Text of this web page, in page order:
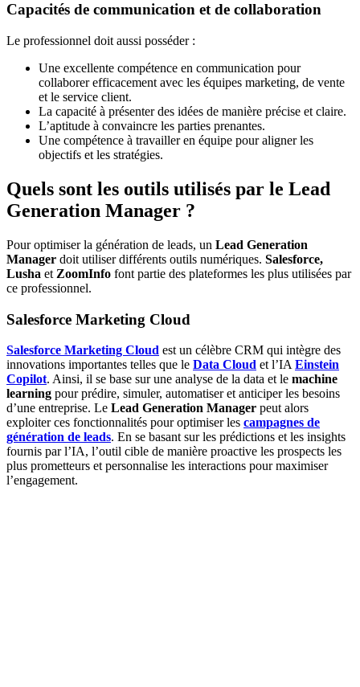
Capacités de communication et de collaboration
Le professionnel doit aussi posséder :
Une excellente compétence en communication pour
collaborer efficacement avec les équipes marketing, de vente
et le service client.
La capacité à présenter des idées de manière précise et claire.
L’aptitude à convaincre les parties prenantes.
Une compétence à travailler en équipe pour aligner les
objectifs et les stratégies.
Quels sont les outils utilisés par le Lead
Generation Manager ?
Pour optimiser la génération de leads, un Lead Generation
Manager doit utiliser différents outils numériques. Salesforce,
Lusha et ZoomInfo font partie des plateformes les plus utilisées par
ce professionnel.
Salesforce Marketing Cloud
Salesforce Marketing Cloud est un célèbre CRM qui intègre des
innovations importantes telles que le Data Cloud et l’IA Einstein
Copilot. Ainsi, il se base sur une analyse de la data et le machine
learning pour prédire, simuler, automatiser et anticiper les besoins
d’une entreprise. Le Lead Generation Manager peut alors
exploiter ces fonctionnalités pour optimiser les campagnes de
génération de leads. En se basant sur les prédictions et les insights
fournis par l’IA, l’outil cible de manière proactive les prospects les
plus prometteurs et personnalise les interactions pour maximiser
l’engagement.